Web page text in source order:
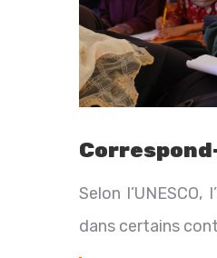
Selon
dans certains